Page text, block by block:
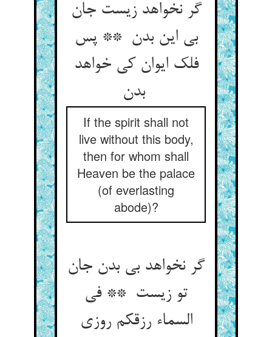
گر نخواهد زیست جان
بی این بدن ** پس
فلک ایوان کی خواهد
بدن
If the spirit shall not
live without this body,
then for whom shall
Heaven be the palace
(of everlasting
abode)?
گر نخواهد بی بدن جان
تو زیست ** فی
السماء رزقکم روزی